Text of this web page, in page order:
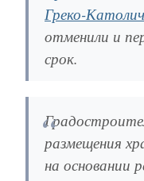
Греко-
отменили и
срок.
размещения
на основании